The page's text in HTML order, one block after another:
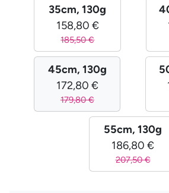
35cm, 130g
158,80 €
185,50 €
45cm, 130g
172,80 €
179,80 €
55cm, 130g
186,80 €
207,50 €